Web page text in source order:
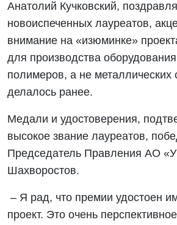
Анатолий Кучковский,
новоиспеченных лауреатов,
внимание на «изюминке»
для производства
полимеров, а не металлических
делалось ранее.
Медали и удостоверения,
высокое звание лауреатов,
Председатель Правления АО
Шахворостов.
– Я рад, что премии удостоен
проект. Это очень